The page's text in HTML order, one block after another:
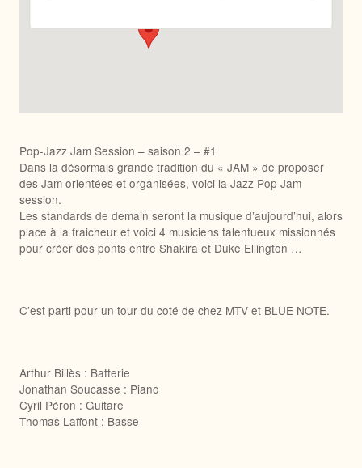
Pop-Jazz Jam Session – saison 2 – #1
Dans la désormais grande tradition du « JAM » de proposer
des Jam orientées et organisées, voici la Jazz Pop Jam
session.
Les standards de demain seront la musique d’aujourd’hui, alors
place à la fraicheur et voici 4 musiciens talentueux missionnés
pour créer des ponts entre Shakira et Duke Ellington …
C’est parti pour un tour du coté de chez MTV et BLUE NOTE.
Arthur Billès : Batterie
Jonathan Soucasse : Piano
Cyril Péron : Guitare
Thomas Laffont : Basse